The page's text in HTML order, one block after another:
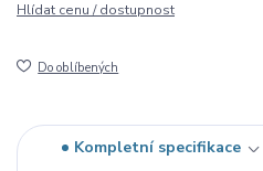
Hlídat cenu / dostupnost
Do oblíbených
Kompletní specifikace